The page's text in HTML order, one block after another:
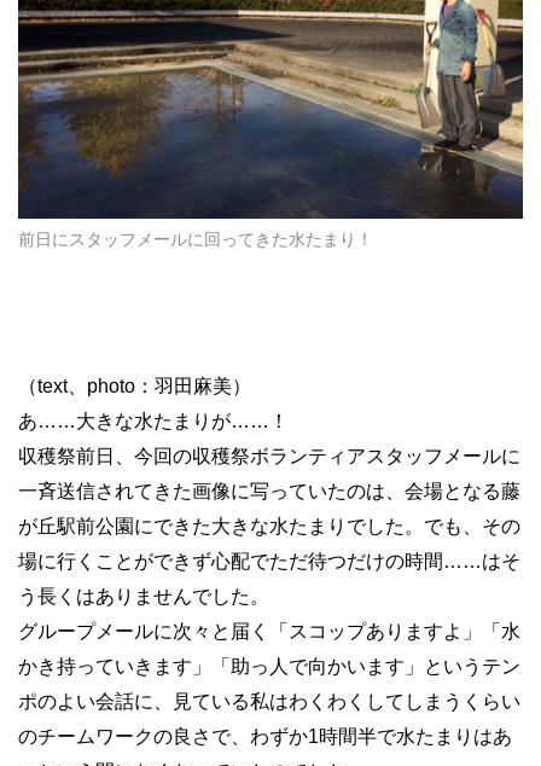
前日にスタッフメールに回ってきた水たまり！
（text、photo：羽田麻美）
あ……大きな水たまりが…… ！
収穫祭前日、今回の収穫祭ボランティアスタッフメールに
一斉送信されてきた画像に写っていたのは、会場となる藤
が丘駅前公園にできた大きな水たまりでした。でも、その
場に行くことができず心配でただ待つだけの時間 ……はそ
う長くはありませんでした。
グループメールに次々と届く「スコップありますよ」「水
かき持っていきます」「助っ人で向かいます」というテン
ポのよい会話に、見ている私はわくわくしてしまうくらい
のチームワークの良さで、わずか1時間半で水たまりはあ